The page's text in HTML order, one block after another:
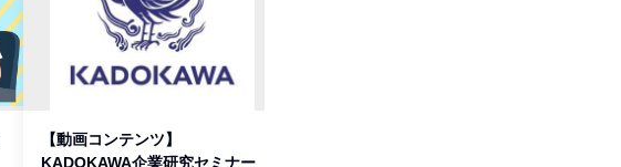
【動画コンテンツ】
KADOKAWA企業研究セミナー